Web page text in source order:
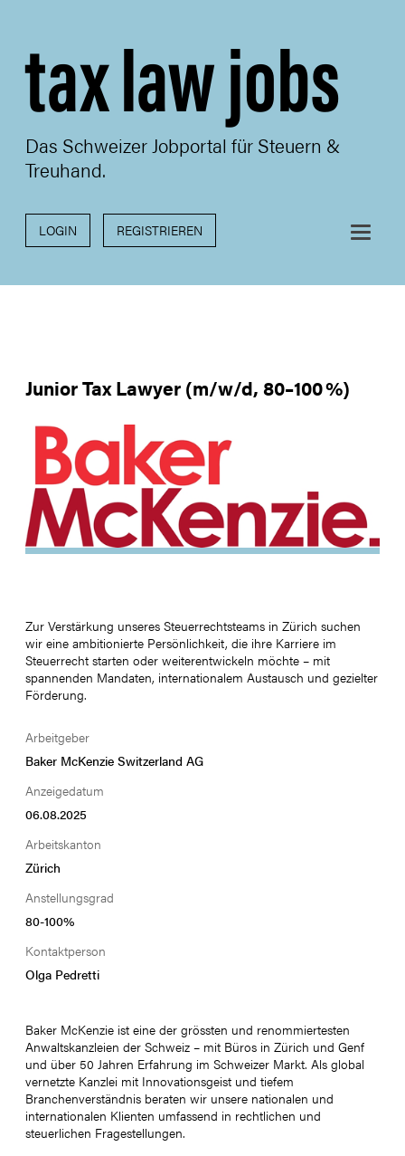
tax law jobs
Das Schweizer Jobportal für Steuern &
Treuhand.
LOGIN REGISTRIEREN
Junior Tax Lawyer (m/w/d, 80–100 %)
Zur Verstärkung unseres Steuerrechtsteams in Zürich suchen
wir eine ambitionierte Persönlichkeit, die ihre Karriere im
Steuerrecht starten oder weiterentwickeln möchte – mit
spannenden Mandaten, internationalem Austausch und gezielter
Förderung.
Arbeitgeber
Baker McKenzie Switzerland AG
Anzeigedatum
06.08.2025
Arbeitskanton
Zürich
Anstellungsgrad
80-100%
Kontaktperson
Olga Pedretti
Baker McKenzie ist eine der grössten und renommiertesten
Anwaltskanzleien der Schweiz – mit Büros in Zürich und Genf
und über 50 Jahren Erfahrung im Schweizer Markt. Als global
vernetzte Kanzlei mit Innovationsgeist und tiefem
Branchenverständnis beraten wir unsere nationalen und
internationalen Klienten umfassend in rechtlichen und
steuerlichen Fragestellungen.